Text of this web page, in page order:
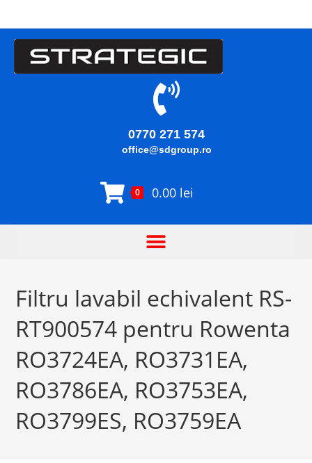
0770 271 574
office@sdgroup.ro
0 0.00 lei
Filtru lavabil echivalent RS-
RT900574 pentru Rowenta
RO3724EA, RO3731EA,
RO3786EA, RO3753EA,
RO3799ES, RO3759EA